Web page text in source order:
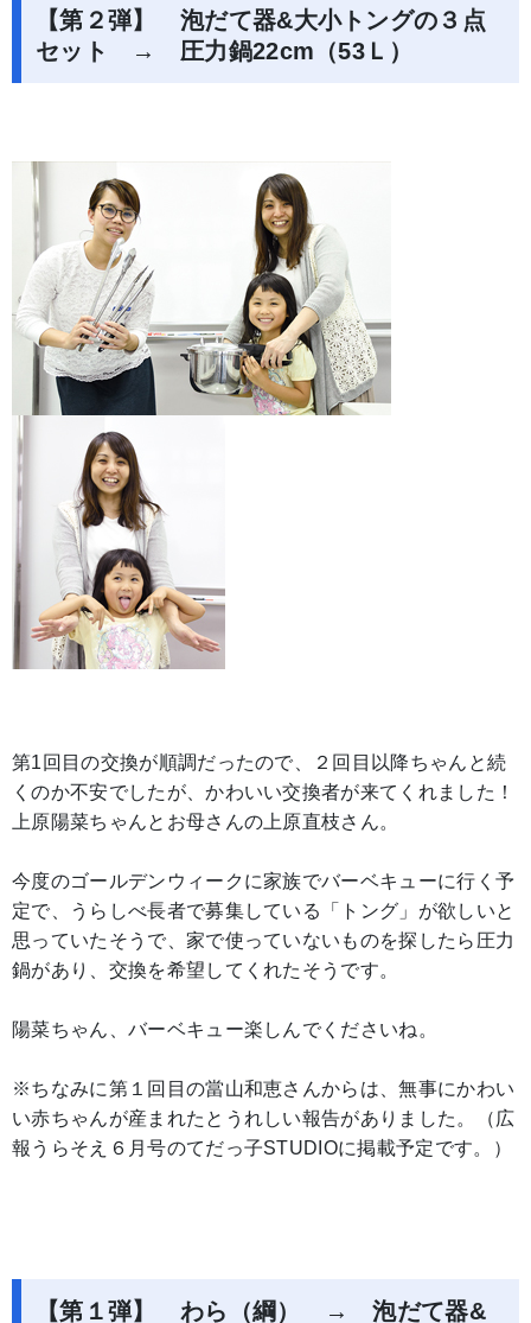
【第２弾】 泡だて器&大小トングの３点
セット → 圧力鍋22cm（53Ｌ）
第1回目の交換が順調だったので、２回目以降ちゃんと続
くのか不安でしたが、かわいい交換者が来てくれました！
上原陽菜ちゃんとお母さんの上原直枝さん。
今度のゴールデンウィークに家族でバーベキューに行く予
定で、うらしべ長者で募集している「トング」が欲しいと
思っていたそうで、家で使っていないものを探したら圧力
鍋があり、交換を希望してくれたそうです。
陽菜ちゃん、バーベキュー楽しんでくださいね。
※ちなみに第１回目の當山和恵さんからは、無事にかわい
い赤ちゃんが産まれたとうれしい報告がありました。（広
報うらそえ６月号のてだっ子STUDIOに掲載予定です。）
【第１弾】 わら（綱） → 泡だて器&